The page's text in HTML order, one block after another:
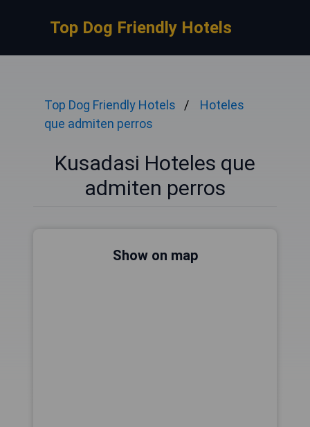
Top Dog Friendly Hotels
Top Dog Friendly Hotels
Hoteles
que admiten perros
Kusadasi Hoteles que
admiten perros
Show on map